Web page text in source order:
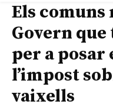
Els comuns
Govern que
per a posar
l’impost
vaixells